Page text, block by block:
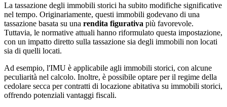
La tassazione degli immobili storici ha subito modifiche significative
nel tempo. Originariamente, questi immobili godevano di una
tassazione basata su una rendita figurativa più favorevole.
Tuttavia, le normative attuali hanno riformulato questa impostazione,
con un impatto diretto sulla tassazione sia degli immobili non locati
sia di quelli locati.
Ad esempio, l'IMU è applicabile agli immobili storici, con alcune
peculiarità nel calcolo. Inoltre, è possibile optare per il regime della
cedolare secca per contratti di locazione abitativa su immobili storici,
offrendo potenziali vantaggi fiscali.